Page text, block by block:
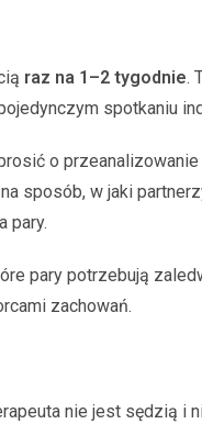
raz na 1–2 tygodnie.
spotkaniu
o
sposób, w jaki
pary.
pary potrzebują
zachowań.
nie jest sędzią i